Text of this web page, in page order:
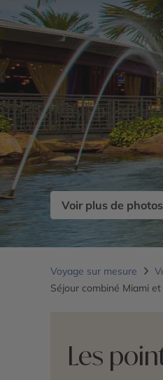
Voir plus de photos
Voyage sur mesure
Séjour combiné Miami
Les